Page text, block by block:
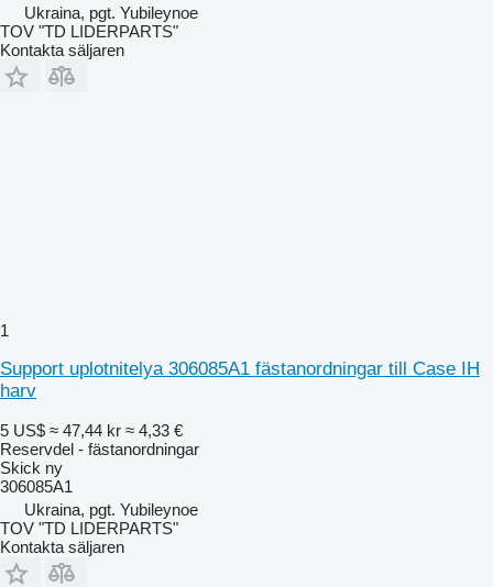
Ukraina, pgt. Yubileynoe
TOV "TD LIDERPARTS"
Kontakta säljaren
1
Support uplotnitelya 306085A1 fästanordningar till Case IH
harv
5 US$ ≈ 47,44 kr ≈ 4,33 €
Reservdel - fästanordningar
Skick ny
306085A1
Ukraina, pgt. Yubileynoe
TOV "TD LIDERPARTS"
Kontakta säljaren